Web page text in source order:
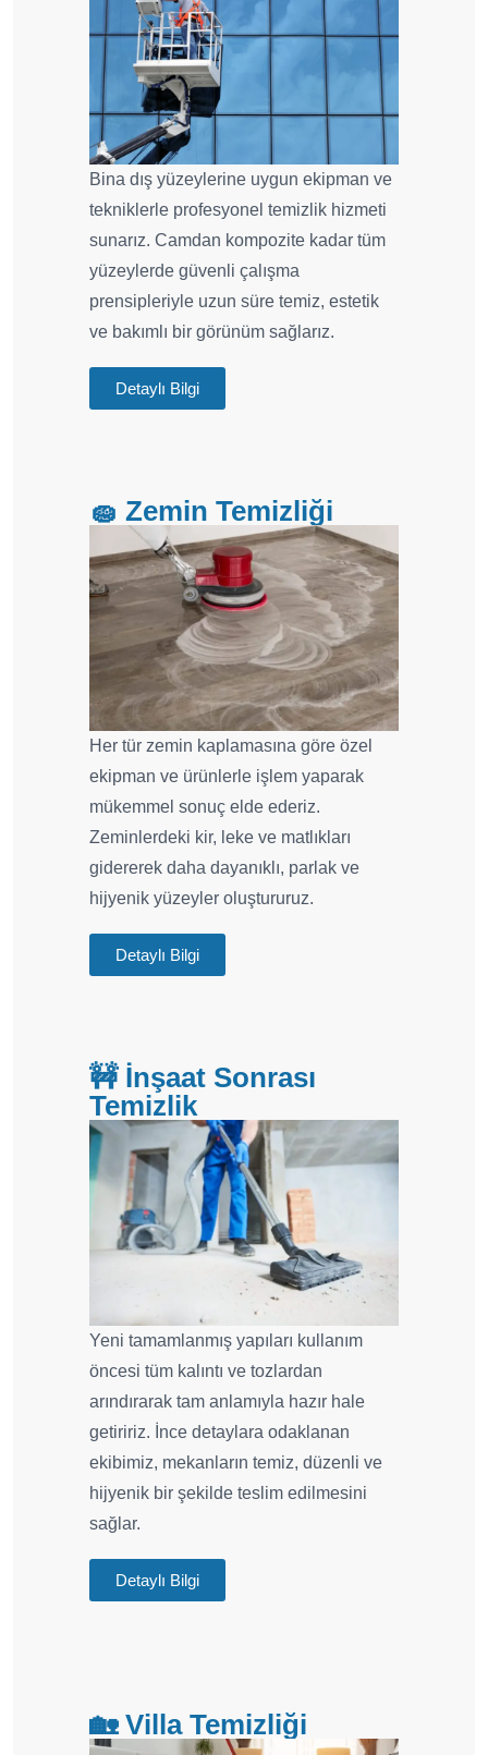
Bina dış yüzeylerine uygun ekipman ve
tekniklerle profesyonel temizlik hizmeti
sunarız. Camdan kompozite kadar tüm
yüzeylerde güvenli çalışma
prensipleriyle uzun süre temiz, estetik
ve bakımlı bir görünüm sağlarız.
Detaylı Bilgi
🧽 Zemin Temizliği
Her tür zemin kaplamasına göre özel
ekipman ve ürünlerle işlem yaparak
mükemmel sonuç elde ederiz.
Zeminlerdeki kir, leke ve matlıkları
gidererek daha dayanıklı, parlak ve
hijyenik yüzeyler oluştururuz.
Detaylı Bilgi
🚧 İnşaat Sonrası
Temizlik
Yeni tamamlanmış yapıları kullanım
öncesi tüm kalıntı ve tozlardan
arındırarak tam anlamıyla hazır hale
getiririz. İnce detaylara odaklanan
ekibimiz, mekanların temiz, düzenli ve
hijyenik bir şekilde teslim edilmesini
sağlar.
Detaylı Bilgi
🏡 Villa Temizliği